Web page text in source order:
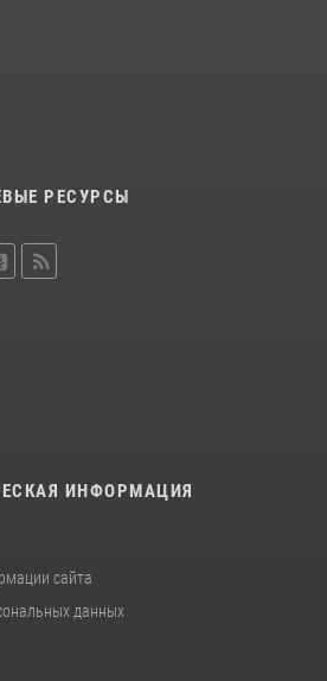
РЕСУРСЫ
ИНФОРМАЦИЯ
сайта
данных